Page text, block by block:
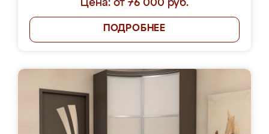
Цена: от 76 000 руб.
ПОДРОБНЕЕ